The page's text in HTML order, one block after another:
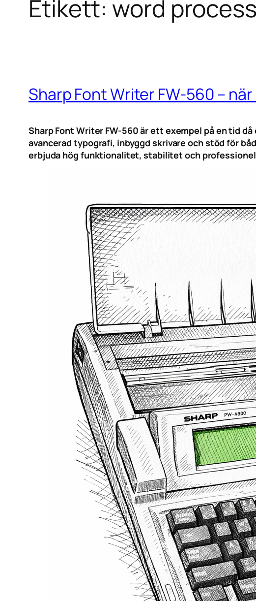
Etikett: word
Sharp Font Writer FW-560 –
Sharp Font Writer FW-560 är ett exempel på en tid
avancerad typografi, inbyggd skrivare och stöd för
erbjuda hög funktionalitet, stabilitet och